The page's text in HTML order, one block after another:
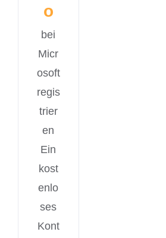
o
bei
Micr
osoft
regis
trier
en
Ein
kost
enlo
ses
Kont